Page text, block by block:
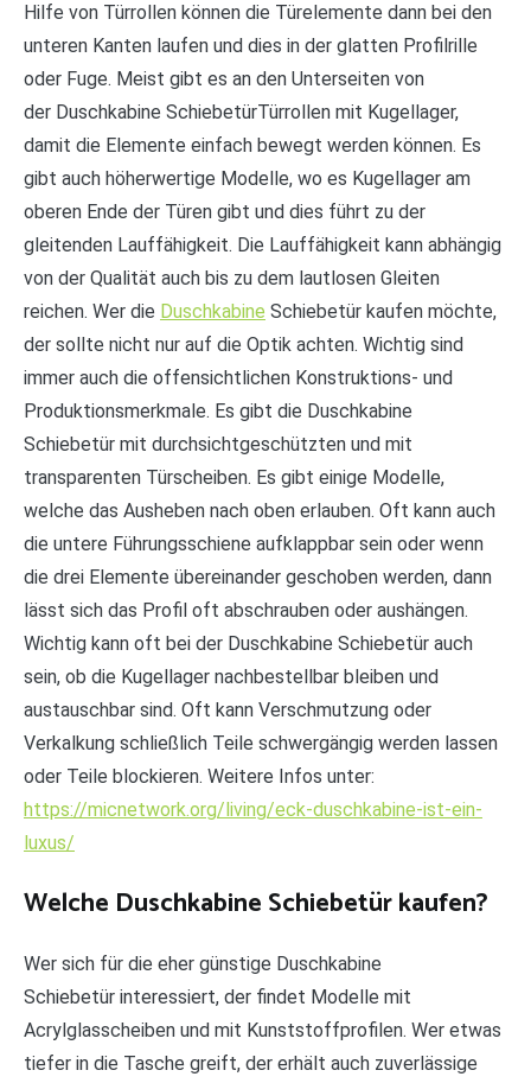
Hilfe von Türrollen können die Türelemente dann bei den
unteren Kanten laufen und dies in der glatten Profilrille
oder Fuge. Meist gibt es an den Unterseiten von
der Duschkabine SchiebetürTürrollen mit Kugellager,
damit die Elemente einfach bewegt werden können. Es
gibt auch höherwertige Modelle, wo es Kugellager am
oberen Ende der Türen gibt und dies führt zu der
gleitenden Lauffähigkeit. Die Lauffähigkeit kann abhängig
von der Qualität auch bis zu dem lautlosen Gleiten
reichen. Wer die Duschkabine Schiebetür kaufen möchte,
der sollte nicht nur auf die Optik achten. Wichtig sind
immer auch die offensichtlichen Konstruktions- und
Produktionsmerkmale. Es gibt die Duschkabine
Schiebetür mit durchsichtgeschützten und mit
transparenten Türscheiben. Es gibt einige Modelle,
welche das Ausheben nach oben erlauben. Oft kann auch
die untere Führungsschiene aufklappbar sein oder wenn
die drei Elemente übereinander geschoben werden, dann
lässt sich das Profil oft abschrauben oder aushängen.
Wichtig kann oft bei der Duschkabine Schiebetür auch
sein, ob die Kugellager nachbestellbar bleiben und
austauschbar sind. Oft kann Verschmutzung oder
Verkalkung schließlich Teile schwergängig werden lassen
oder Teile blockieren. Weitere Infos unter:
https://micnetwork.org/living/eck-duschkabine-ist-ein-
luxus/
Welche Duschkabine Schiebetür kaufen?
Wer sich für die eher günstige Duschkabine
Schiebetür interessiert, der findet Modelle mit
Acrylglasscheiben und mit Kunststoffprofilen. Wer etwas
tiefer in die Tasche greift, der erhält auch zuverlässige